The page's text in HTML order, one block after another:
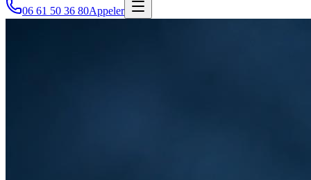
06 61 50 36 80Appeler